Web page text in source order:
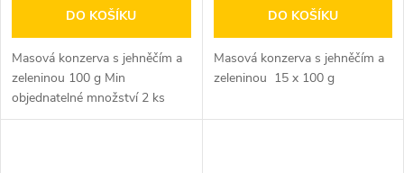
DO KOŠÍKU
Masová konzerva s jehněčím a
zeleninou 100 g Min
objednatelné množství 2 ks
DO KOŠÍKU
Masová konzerva s jehněčím a
zeleninou 15 x 100 g